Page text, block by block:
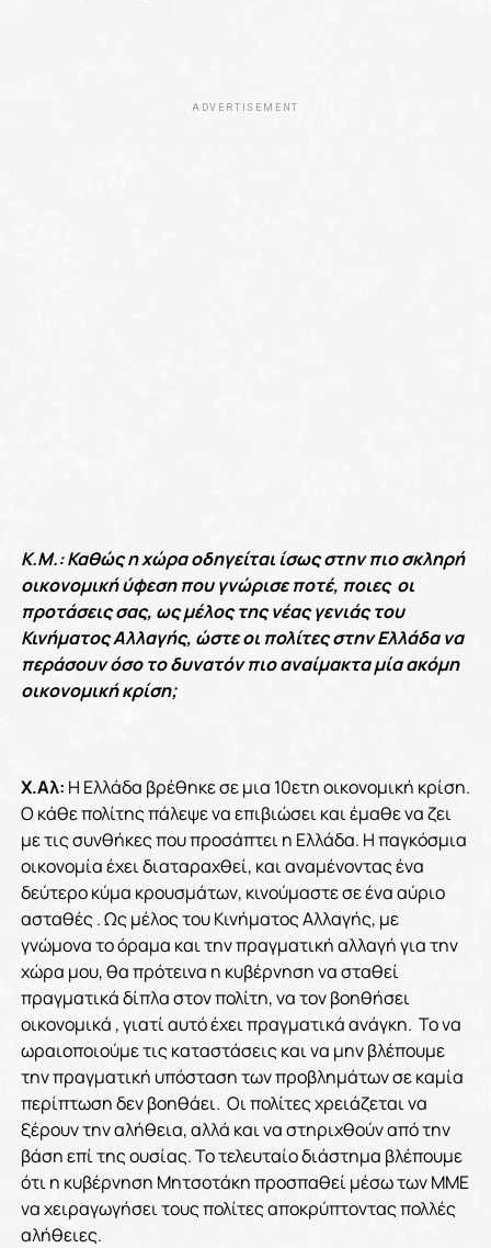
ADVERTISEMENT
Κ.Μ.: Καθώς η χώρα οδηγείται ίσως στην πιο σκληρή
οικονομική ύφεση που γνώρισε ποτέ, ποιες οι
προτάσεις σας, ως μέλος της νέας γενιάς του
Κινήματος Αλλαγής, ώστε οι πολίτες στην Ελλάδα να
περάσουν όσο το δυνατόν πιο αναίμακτα μία ακόμη
οικονομική κρίση;
Χ.Αλ: Η Ελλάδα βρέθηκε σε μια 10ετη οικονομική κρίση.
Ο κάθε πολίτης πάλεψε να επιβιώσει και έμαθε να ζει
με τις συνθήκες που προσάπτει η Ελλάδα. Η παγκόσμια
οικονομία έχει διαταραχθεί, και αναμένοντας ένα
δεύτερο κύμα κρουσμάτων, κινούμαστε σε ένα αύριο
ασταθές . Ως μέλος του Κινήματος Αλλαγής, με
γνώμονα το όραμα και την πραγματική αλλαγή για την
χώρα μου, θα πρότεινα η κυβέρνηση να σταθεί
πραγματικά δίπλα στον πολίτη, να τον βοηθήσει
οικονομικά , γιατί αυτό έχει πραγματικά ανάγκη. Το να
ωραιοποιούμε τις καταστάσεις και να μην βλέπουμε
την πραγματική υπόσταση των προβλημάτων σε καμία
περίπτωση δεν βοηθάει. Οι πολίτες χρειάζεται να
ξέρουν την αλήθεια, αλλά και να στηριχθούν από την
βάση επί της ουσίας. Το τελευταίο διάστημα βλέπουμε
ότι η κυβέρνηση Μητσοτάκη προσπαθεί μέσω των ΜΜΕ
να χειραγωγήσει τους πολίτες αποκρύπτοντας πολλές
αλήθειες.